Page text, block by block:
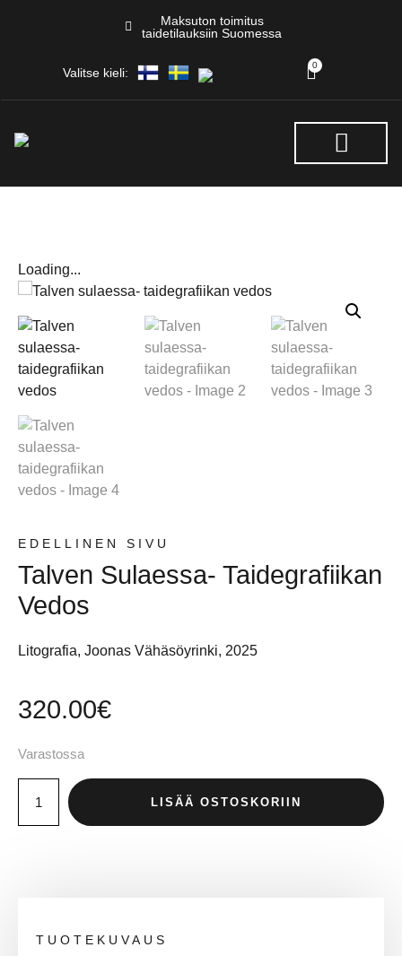
Maksuton toimitus
taidetilauksiin Suomessa
Valitse kieli:
0
Loading...
EDELLINEN SIVU
Talven Sulaessa- Taidegrafiikan
Vedos
Litografia, Joonas Vähäsöyrinki, 2025
320.00€
Varastossa
LISÄÄ OSTOSKORIIN
TUOTEKUVAUS